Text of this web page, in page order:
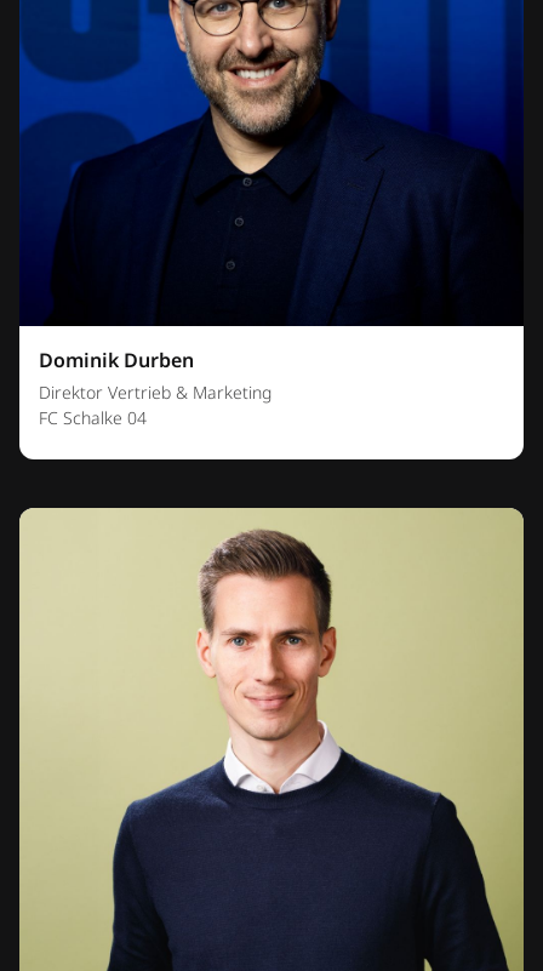
Dominik Durben
Direktor Vertrieb & Marketing
FC Schalke 04